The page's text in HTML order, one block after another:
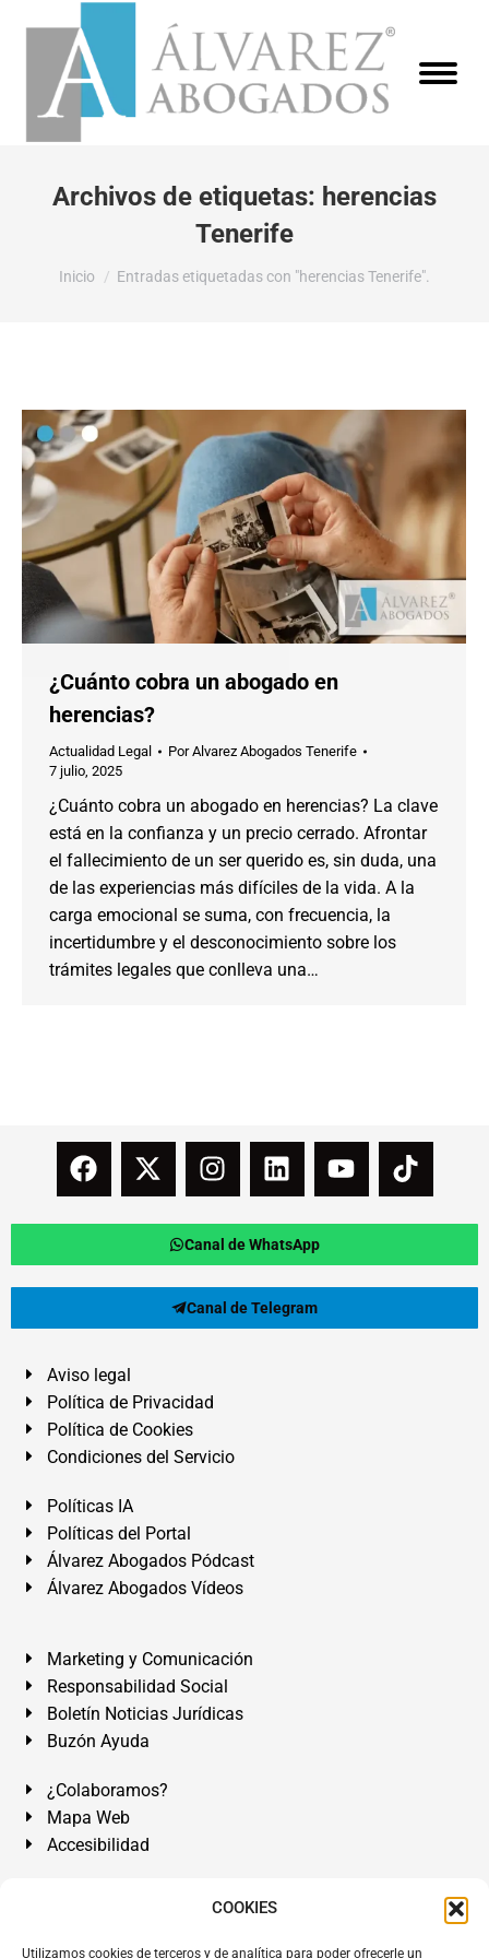
COOKIES
Utilizamos cookies de terceros y de analítica para poder ofrecerle un
Archivos de etiquetas: herencias
Tenerife
Estás aquí:
Inicio Entradas etiquetadas con "herencias Tenerife".
¿Cuánto cobra un abogado en
herencias?
Actualidad Legal PorAlvarez Abogados Tenerife
7 julio, 2025
¿Cuánto cobra un abogado en herencias? La clave
está en la confianza y un precio cerrado. Afrontar
el fallecimiento de un ser querido es, sin duda, una
de las experiencias más difíciles de la vida. A la
carga emocional se suma, con frecuencia, la
incertidumbre y el desconocimiento sobre los
trámites legales que conlleva una…
Canal de WhatsApp
Canal de Telegram
Aviso legal
Política de Privacidad
Política de Cookies
Condiciones del Servicio
Políticas IA
Políticas del Portal
Álvarez Abogados Pódcast
Álvarez Abogados Vídeos
Marketing y Comunicación
Responsabilidad Social
Boletín Noticias Jurídicas
Buzón Ayuda
¿Colaboramos?
Mapa Web
Accesibilidad
Álvarez Abogados Tenerife:Calle Teobaldo Power Nº 7,